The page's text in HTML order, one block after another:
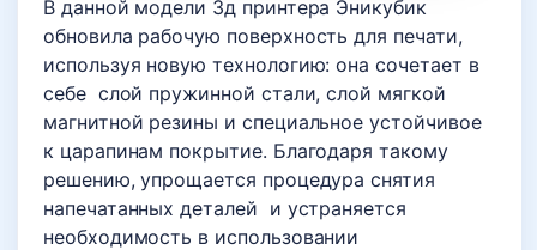
В данной модели 3д принтера Эникубик
обновила рабочую поверхность для печати,
используя новую технологию: она сочетает в
себе слой пружинной стали, слой мягкой
магнитной резины и специальное устойчивое
к царапинам покрытие. Благодаря такому
решению, упрощается процедура снятия
напечатанных деталей и устраняется
необходимость в использовании